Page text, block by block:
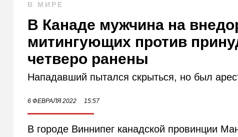
В МИРЕ
В Канаде мужчина на
митингующих против
четверо ранены
Нападавший пытался скрыться, но был
6 ФЕВРАЛЯ 2022 15:57
В городе Виннипег канадской провинции